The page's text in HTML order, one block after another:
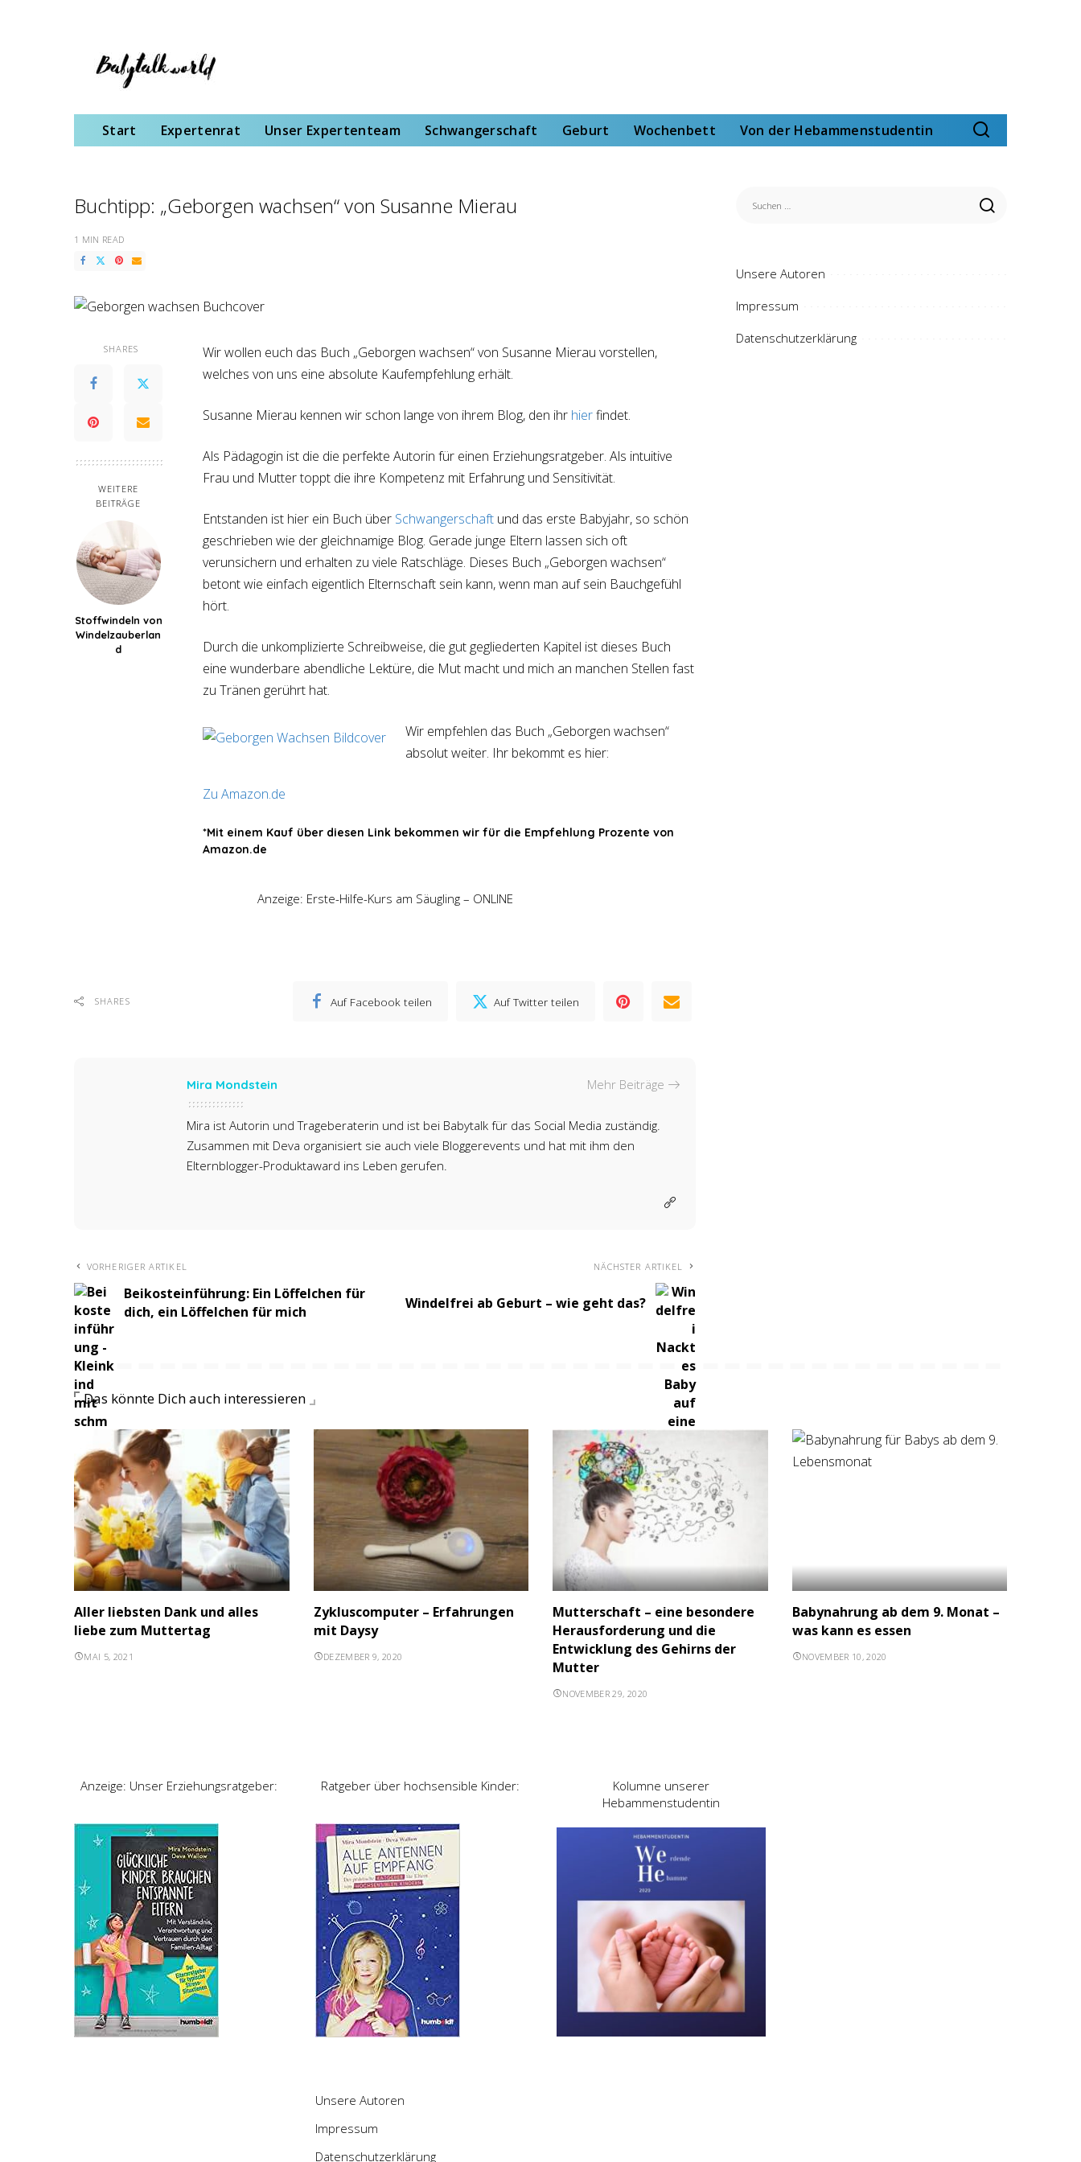
Start Expertenrat Unser Expertenteam Schwangerschaft Geburt Wochenbett Von der Hebammenstudentin
Buchtipp: „Geborgen wachsen“ von Susanne Mierau
1 MIN READ
SHARES
WEITERE
BEITRÄGE
Stoffwindeln von
Windelzauberlan
d
Wir wollen euch das Buch „Geborgen wachsen“ von Susanne Mierau vorstellen,
welches von uns eine absolute Kaufempfehlung erhält.
Susanne Mierau kennen wir schon lange von ihrem Blog, den ihr hierfindet.
Als Pädagogin ist die die perfekte Autorin für einen Erziehungsratgeber. Als intuitive
Frau und Mutter toppt die ihre Kompetenz mit Erfahrung und Sensitivität.
Entstanden ist hier ein Buch über Schwangerschaft und das erste Babyjahr, so schön
geschrieben wie der gleichnamige Blog. Gerade junge Eltern lassen sich oft
verunsichern und erhalten zu viele Ratschläge. Dieses Buch „Geborgen wachsen“
betont wie einfach eigentlich Elternschaft sein kann, wenn man auf sein Bauchgefühl
hört.
Durch die unkomplizierte Schreibweise, die gut gegliederten Kapitel ist dieses Buch
eine wunderbare abendliche Lektüre, die Mut macht und mich an manchen Stellen fast
zu Tränen gerührt hat.
Wir empfehlen das Buch „Geborgen wachsen“
absolut weiter. Ihr bekommt es hier:
Zu Amazon.de
*Mit einem Kauf über diesen Link bekommen wir für die Empfehlung Prozente von
Amazon.de
Anzeige: Erste-Hilfe-Kurs am Säugling – ONLINE
SHARES Auf Facebook teilen Auf Twitter teilen
Mira Mondstein Mehr Beiträge
Mira ist Autorin und Trageberaterin und ist bei Babytalk für das Social Media zuständig.
Zusammen mit Deva organisiert sie auch viele Bloggerevents und hat mit ihm den
Elternblogger-Produktaward ins Leben gerufen.
VORHERIGER ARTIKEL
Beikosteinführung: Ein Löffelchen für
dich, ein Löffelchen für mich
NÄCHSTER ARTIKEL
Windelfrei ab Geburt – wie geht das?
Unsere Autoren
Impressum
Datenschutzerklärung
Das könnte Dich auch interessieren
Aller liebsten Dank und alles
liebe zum Muttertag
MAI 5, 2021
Zykluscomputer – Erfahrungen
mit Daysy
DEZEMBER 9, 2020
Mutterschaft – eine besondere
Herausforderung und die
Entwicklung des Gehirns der
Mutter
NOVEMBER 29, 2020
Babynahrung ab dem 9. Monat –
was kann es essen
NOVEMBER 10, 2020
Anzeige: Unser Erziehungsratgeber: Ratgeber über hochsensible Kinder:
Unsere Autoren
Impressum
Datenschutzerklärung
Kolumne unserer
Hebammenstudentin